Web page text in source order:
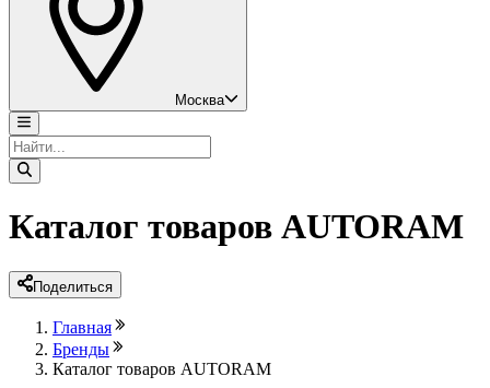
Москва
Каталог товаров AUTORAM
Поделиться
Главная
Бренды
Каталог товаров AUTORAM